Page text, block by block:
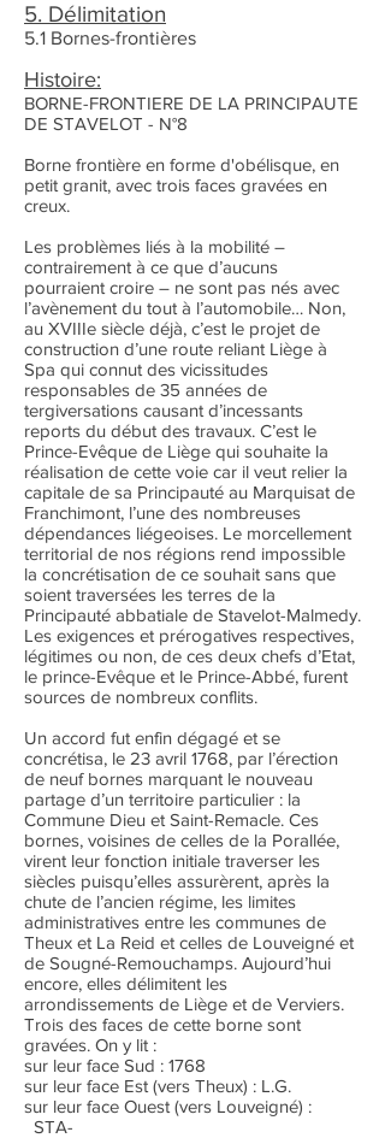
5. Délimitation
5.1 Bornes-frontières
Histoire:
BORNE-FRONTIERE DE LA PRINCIPAUTE
DE STAVELOT - N°8
Borne frontière en forme d'obélisque, en
petit granit, avec trois faces gravées en
creux.
Les problèmes liés à la mobilité –
contrairement à ce que d’aucuns
pourraient croire – ne sont pas nés avec
l’avènement du tout à l’automobile… Non,
au XVIIIe siècle déjà, c’est le projet de
construction d’une route reliant Liège à
Spa qui connut des vicissitudes
responsables de 35 années de
tergiversations causant d’incessants
reports du début des travaux. C’est le
Prince-Evêque de Liège qui souhaite la
réalisation de cette voie car il veut relier la
capitale de sa Principauté au Marquisat de
Franchimont, l’une des nombreuses
dépendances liégeoises. Le morcellement
territorial de nos régions rend impossible
la concrétisation de ce souhait sans que
soient traversées les terres de la
Principauté abbatiale de Stavelot-Malmedy.
Les exigences et prérogatives respectives,
légitimes ou non, de ces deux chefs d’Etat,
le prince-Evêque et le Prince-Abbé, furent
sources de nombreux conflits.
Un accord fut enfin dégagé et se
concrétisa, le 23 avril 1768, par l’érection
de neuf bornes marquant le nouveau
partage d’un territoire particulier : la
Commune Dieu et Saint-Remacle. Ces
bornes, voisines de celles de la Porallée,
virent leur fonction initiale traverser les
siècles puisqu’elles assurèrent, après la
chute de l’ancien régime, les limites
administratives entre les communes de
Theux et La Reid et celles de Louveigné et
de Sougné-Remouchamps. Aujourd’hui
encore, elles délimitent les
arrondissements de Liège et de Verviers.
Trois des faces de cette borne sont
gravées. On y lit :
sur leur face Sud : 1768
sur leur face Est (vers Theux) : L.G.
sur leur face Ouest (vers Louveigné) :
STA-